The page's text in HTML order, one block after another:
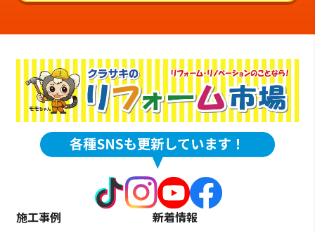
施工事例
新着情報